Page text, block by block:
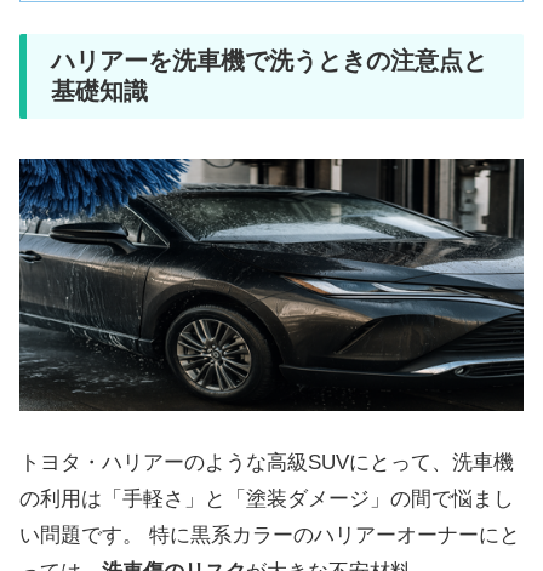
ハリアーを洗車機で洗うときの注意点と
基礎知識
トヨタ・ハリアーのような高級SUVにとって、洗車機
の利用は「手軽さ」と「塗装ダメージ」の間で悩まし
い問題です。 特に黒系カラーのハリアーオーナーにと